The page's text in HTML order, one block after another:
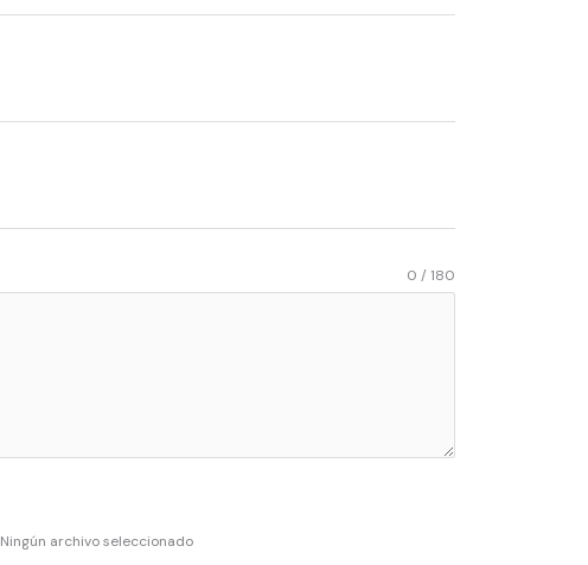
0 / 180
Ningún archivo seleccionado